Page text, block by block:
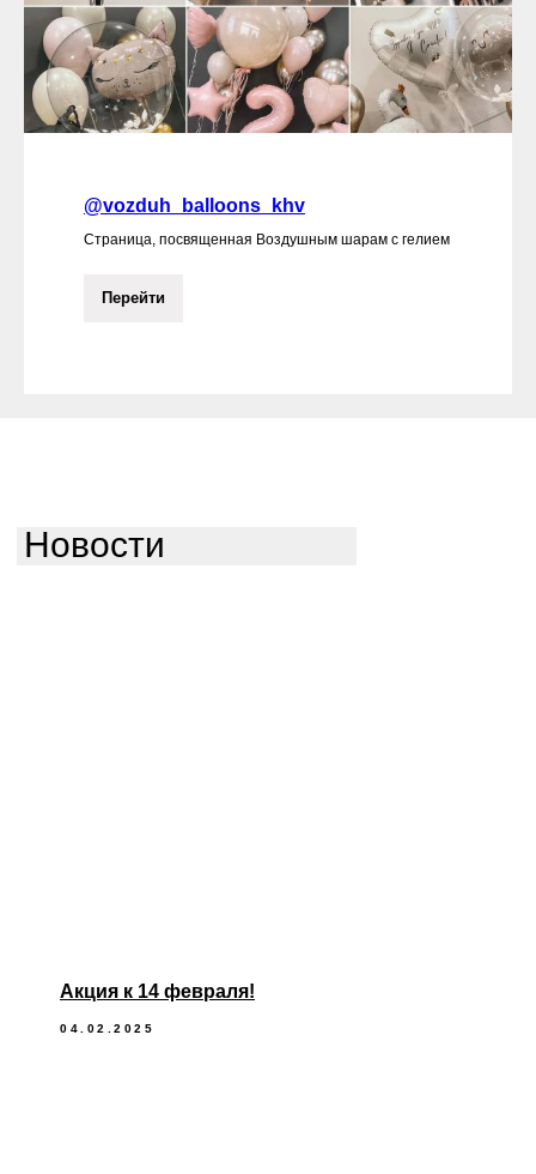
@vozduh_balloons_khv
Страница, посвященная Воздушным шарам с гелием
Перейти
Новости
Акция к 14 февраля!
04.02.2025